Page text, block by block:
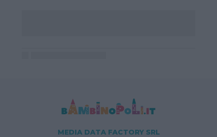
MEDIA DATA FACTORY SRL